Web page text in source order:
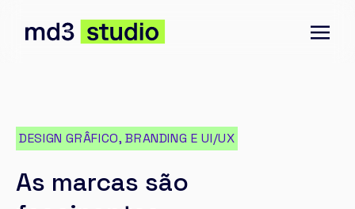
DESIGN GRÂFICO, BRANDING E UI/UX
As marcas são